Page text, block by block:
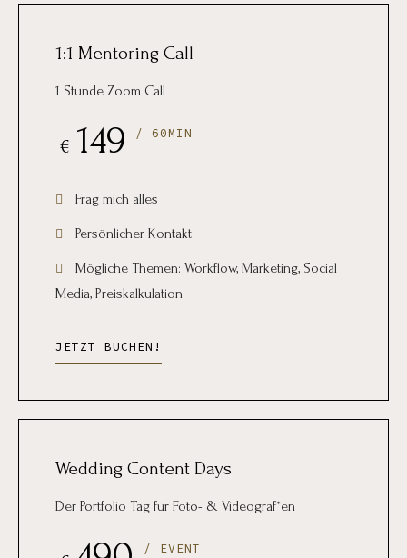
1:1 Mentoring Call
1 Stunde Zoom Call
€ 149 / 60MIN
Frag mich alles
Persönlicher Kontakt
Mögliche Themen: Workflow, Marketing, Social
Media, Preiskalkulation
JETZT BUCHEN!
Wedding Content Days
Der Portfolio Tag für Foto- & Videograf*en
/ EVENT